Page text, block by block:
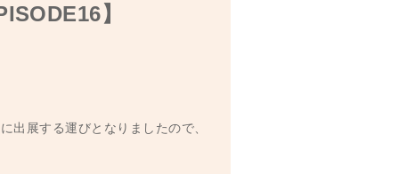
】
出展する運びとなりましたので、